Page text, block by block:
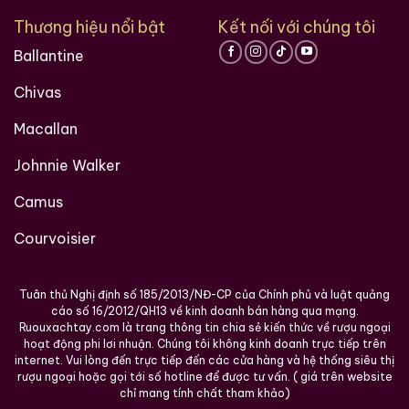
Rượu xương hổ gia truyền:sản phẩm Đồng Nhân
Đường vượt trội về tính xác thực, thương hiệu và hồ
Nhận định chuyên gia
Rượu Xương Hổ Lý Thời Trân Đồng Nhân Đường (bình
gốm sứ) là hiện thân trọn vẹn của ba giá trị:
uống, mà là một
Trong bất kỳ bộ sưu tập rượu nhập khẩu cao cấp nào,
sự hiện diện của chai rượu này luôn mang ý nghĩa
khẳng định đẳng cấp, chiều sâu học thuật và sự am
hiểu thực thụ về thế giới rượu vượt ra ngoài khái niệm
thưởng thức thông thường.
Thương hiệu nổi bật
Ballantine
Chivas
Macallan
Johnnie Walker
Camus
Courvoisier
Kết nối với chúng tôi
Tuân thủ Nghị định số 185/2013/NĐ-CP của Chính phủ và luật quảng
cáo số 16/2012/QH13 về kinh doanh bán hàng qua mạng.
Ruouxachtay.com là trang thông tin chia sẻ kiến thức về rượu ngoại
hoạt động phi lơi nhuận. Chúng tôi không kinh doanh trực tiếp trên
internet. Vui lòng đến trực tiếp đến các cửa hàng và hệ thống siêu thị
rượu ngoại hoặc gọi tới số hotline để được tư vấn. ( giá trên website
chỉ mang tính chất tham khảo)